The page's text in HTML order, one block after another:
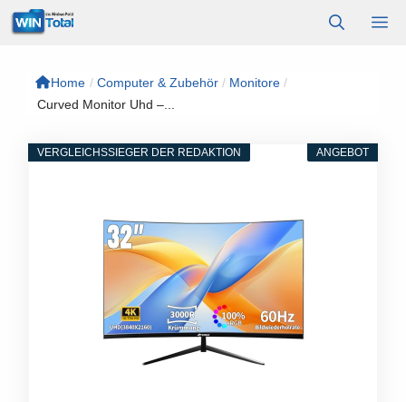
Zum
Inhalt
Home / Computer & Zubehör / Monitore /
Curved Monitor Uhd –...
ANGEBOT
VERGLEICHSSIEGER DER REDAKTION